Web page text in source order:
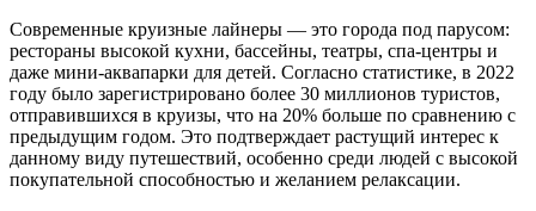
Современные круизные лайнеры — это города под парусом:
рестораны высокой кухни, бассейны, театры, спа-центры и
даже мини-аквапарки для детей. Согласно статистике, в 2022
году было зарегистрировано более 30 миллионов туристов,
отправившихся в круизы, что на 20% больше по сравнению с
предыдущим годом. Это подтверждает растущий интерес к
данному виду путешествий, особенно среди людей с высокой
покупательной способностью и желанием релаксации.